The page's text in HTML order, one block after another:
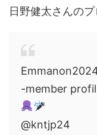
日野健太さんのプ
-member
@kntjp24